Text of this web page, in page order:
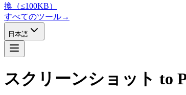
換（≤100KB）
すべてのツール→
日本語
スクリーンショット to